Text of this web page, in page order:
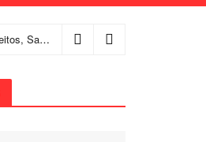
Com 95 leitos, Salvador ganha hospital focado em transição de cuidados